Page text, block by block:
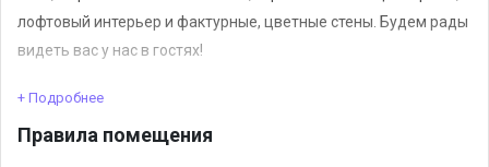
лофтовый интерьер и фактурные, цветные стены. Будем рады
видеть вас у нас в гостях!
Мы предлагаем лучшие условия для каталожной и рекламной
съемки. Даем большие скидки для магазинов, которые
+ Подробнее
Правила помещения